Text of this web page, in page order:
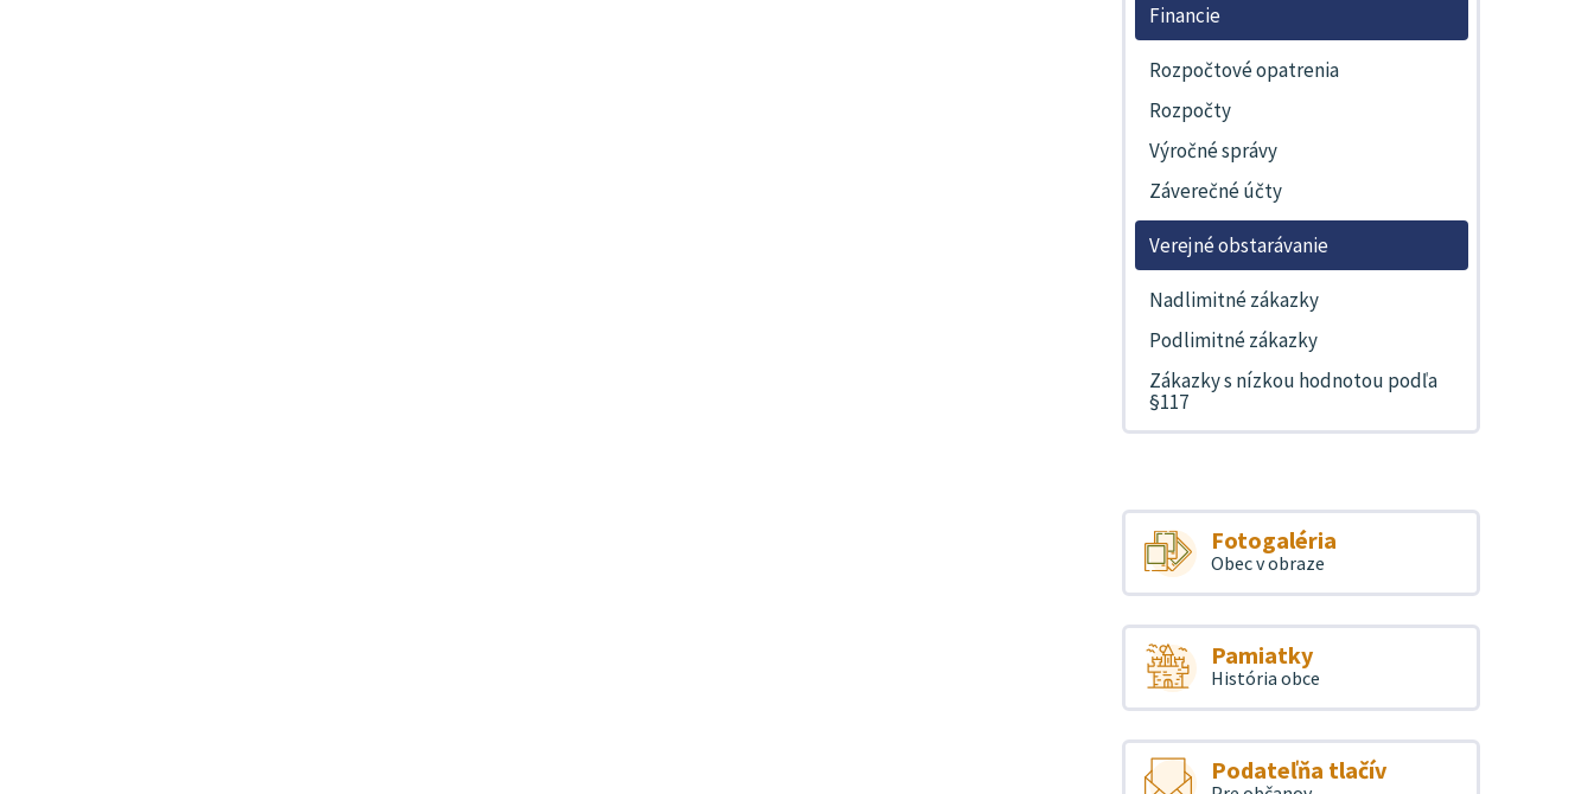
Financie
Rozpočtové opatrenia
Rozpočty
Výročné správy
Záverečné účty
Verejné obstarávanie
Nadlimitné zákazky
Podlimitné zákazky
Zákazky s nízkou hodnotou podľa
§117
Fotogaléria
Obec v obraze
Pamiatky
História obce
Podateľňa tlačív